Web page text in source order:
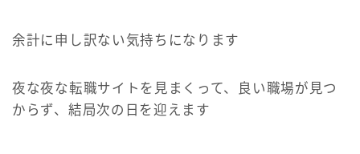
余計に申し訳ない気持ちになります
夜な夜な転職サイトを見まくって、良い職場が見つ
からず、結局次の日を迎えます